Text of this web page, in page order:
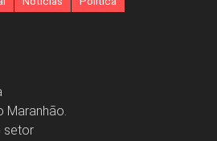
Maranhão.
setor